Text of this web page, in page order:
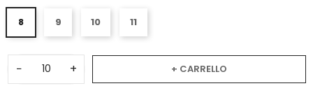
8 9 10 11
− + + CARRELLO